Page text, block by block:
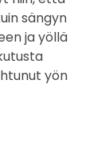
sängyn
ja yöllä
yön